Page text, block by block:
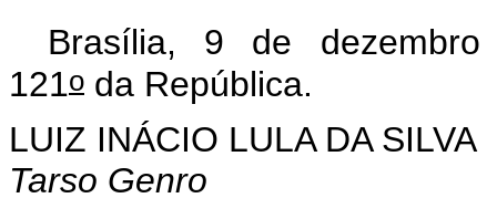
Brasília, 9 de dezembro
121o da República.
LUIZ INÁCIO LULA DA SILVA
Tarso Genro